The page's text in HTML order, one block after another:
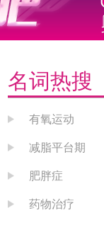
名词热搜
有氧运动
减脂平台期
肥胖症
药物治疗